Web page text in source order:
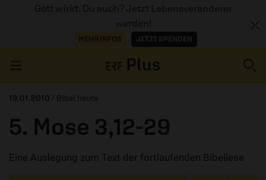
Gott wirkt. Du auch? Jetzt Lebensveränderer
werden!
MEHR INFOS JETZT SPENDEN
AUDIOTHEK
19.01.2010 / Bibel heute
5. Mose 3,12-29
Eine Auslegung zum Text der fortlaufenden Bibellese